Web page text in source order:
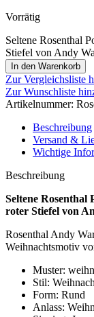
Vorrätig
Seltene Rosenthal
Stiefel von Andy
In den Warenkorb
Zur Vergleichsliste
Zur Wunschliste
Artikelnummer:
Beschreibung
Versand &
Wichtige
Beschreibung
Seltene Rosenthal
roter Stiefel von
Rosenthal Andy
Weihnachtsmotiv
Muster:
Stil:
Form: Rund
Anlass: